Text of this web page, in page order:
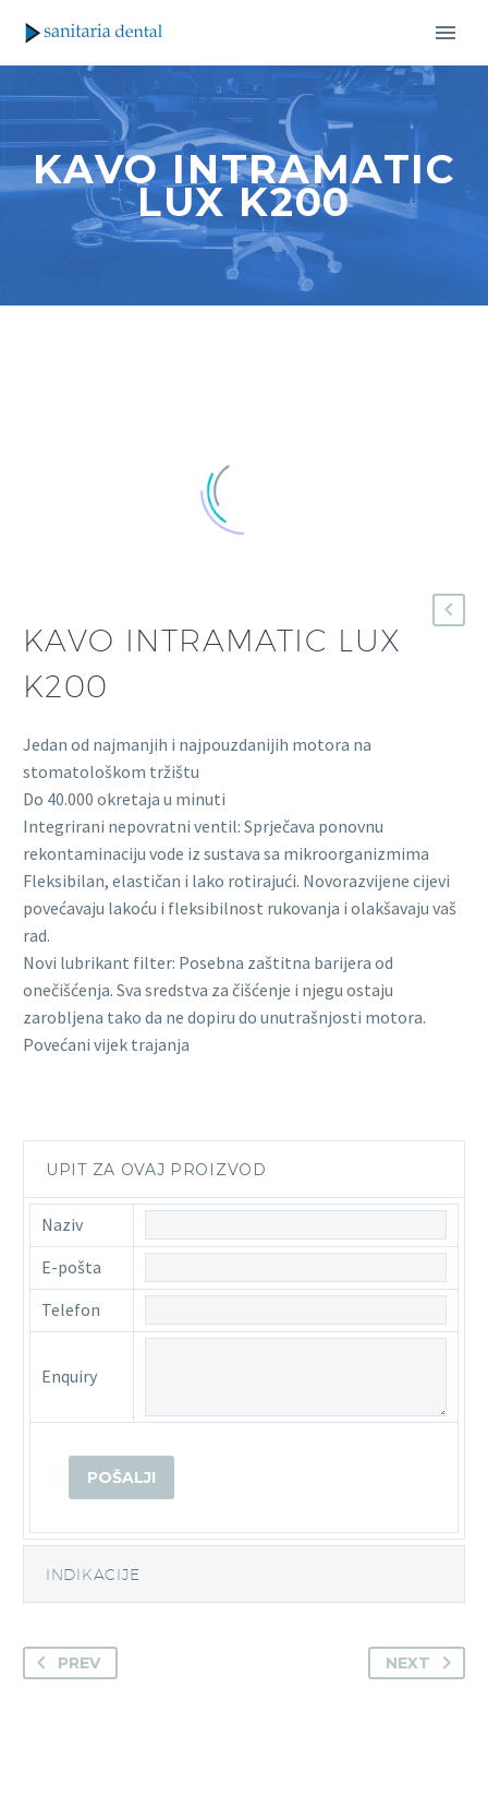
KAVO INTRAMATIC
LUX K200
KAVO INTRAMATIC LUX
K200
Jedan od najmanjih i najpouzdanijih motora na
stomatološkom tržištu
Do 40.000 okretaja u minuti
Integrirani nepovratni ventil: Sprječava ponovnu
rekontaminaciju vode iz sustava sa mikroorganizmima
Fleksibilan, elastičan i lako rotirajući. Novorazvijene cijevi
povećavaju lakoću i fleksibilnost rukovanja i olakšavaju vaš
rad.
Novi lubrikant filter: Posebna zaštitna barijera od
onečišćenja. Sva sredstva za čišćenje i njegu ostaju
zarobljena tako da ne dopiru do unutrašnjosti motora.
Povećani vijek trajanja
UPIT ZA OVAJ PROIZVOD
Naziv
E-pošta
Telefon
Enquiry
INDIKACIJE
PREV NEXT